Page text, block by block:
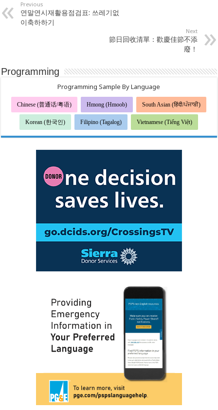
Previous
연말연시재활용점검표: 쓰레기없
이축하하기
Next
節日回收清單：歡慶佳節不添
廢！
Programming
Programming Sample By Language
Chinese (普通话/粤语) Hmong (Hmoob) South Asian (हिंदी/ਪੰਜਾਬੀ)
Korean (한국인) Filipino (Tagalog) Vietnamese (Tiếng Việt)